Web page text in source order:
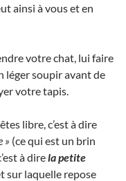
ainsi à vous et en
votre chat, lui faire
léger soupir avant de
votre tapis.
libre, c’est à dire
» (ce qui est un brin
à direla petite
sur laquelle repose